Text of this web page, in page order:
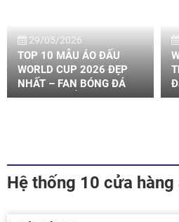
29/05/2026
TOP 10 MẪU ÁO ĐẤU
WORLD CUP 2026 ĐẸP
NHẤT – FAN BÓNG ĐÁ
KHÔNG THỂ BỎ QUA
Hệ thống 10 cửa